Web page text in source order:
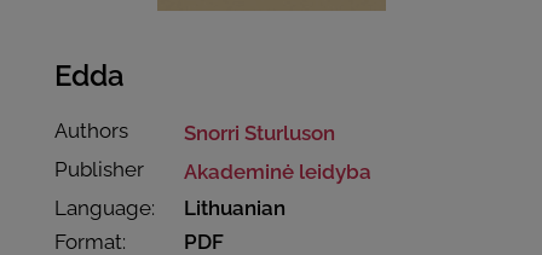
Edda
Authors
Snorri Sturluson
Publisher
Akademinė leidyba
Language:
Lithuanian
Format:
PDF